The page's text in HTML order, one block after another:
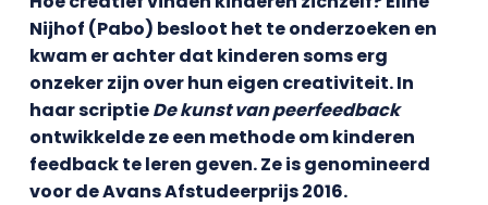
Nijhof (Pabo) besloot het te onderzoeken en
kwam er achter dat kinderen soms erg
onzeker zijn over hun eigen creativiteit. In
haar scriptieDe kunst van peerfeedback
ontwikkelde ze een methode om kinderen
feedback te leren geven. Ze is genomineerd
voor de Avans Afstudeerprijs 2016.